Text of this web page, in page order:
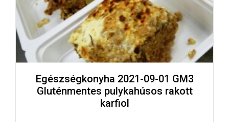
Egészségkonyha 2021-09-01 GM3
Gluténmentes pulykahúsos rakott
karfiol